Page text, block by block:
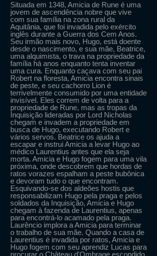
Situada em 1348, Amicia de Rune é uma
jovem de ascendência nobre que vive
com sua família na zona rural da
Aquitânia, que foi invadida pelo exército
inglês durante a Guerra dos Cem Anos.
Seu irmão mais novo, Hugo, está doente
desde o nascimento, e sua mãe, Beatrice,
uma alquimista, o trava na propriedade da
família há anos enquanto tenta inventar
uma cura. Enquanto caçava com seu pai
Robert na floresta, Amicia encontra sinais
de peste, e seu cachorro Lion é
terrivelmente consumido por uma entidade
invisível. Eles correm de volta para a
propriedade de Rune, mas as tropas da
Inquisição lideradas por Lord Nicholas
chegam e invadem a propriedade em
busca de Hugo, executando Robert e
vários servos. Beatrice os ajuda a
escapar e instrui Amicia a levar Hugo ao
médico Laurentius antes que ela seja
morta. Amicia e Hugo fogem para uma vila
próxima, onde descobrem que hordas de
ratos vorazes espalham a peste bubônica
e devoram tudo o que encontram.
Esquivando-se dos aldeões hostis que
responsabilizam Hugo pela praga e pelos
soldados da Inquisição, Amicia e Hugo
chegam à fazenda de Laurentius, apenas
para encontrá-lo acamado pela praga.
Laurêncio implora a Amicia para terminar
o trabalho de sua mãe. Quando a casa de
Laurentius é invadida por ratos, Amicia e
Hugo fogem com seu aprendiz Lucas para
procurar o Château d'Ombrage escondido.